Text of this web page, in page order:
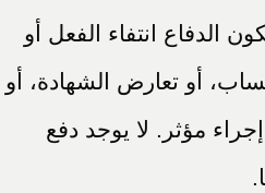
الدفاع انتفاء الفعل أو
أو تعارض الشهادة، أو
مؤثر. لا يوجد دفع